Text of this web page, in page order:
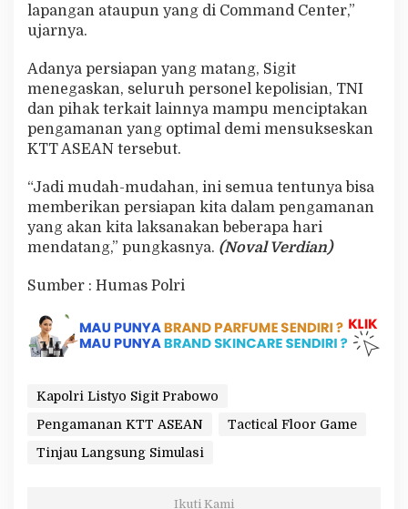
lapangan ataupun yang di Command Center,”
ujarnya.
Adanya persiapan yang matang, Sigit
menegaskan, seluruh personel kepolisian, TNI
dan pihak terkait lainnya mampu menciptakan
pengamanan yang optimal demi mensukseskan
KTT ASEAN tersebut.
“Jadi mudah-mudahan, ini semua tentunya bisa
memberikan persiapan kita dalam pengamanan
yang akan kita laksanakan beberapa hari
mendatang,” pungkasnya. (Noval Verdian)
Sumber : Humas Polri
Kapolri Listyo Sigit Prabowo
Pengamanan KTT ASEAN
Tactical Floor Game
Tinjau Langsung Simulasi
Ikuti Kami